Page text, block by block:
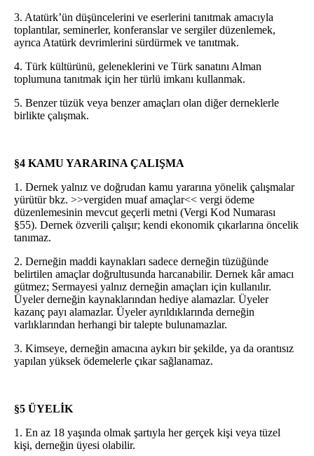
3. Atatürk’ün düşüncelerini ve eserlerini tanıtmak amacıyla
toplantılar, seminerler, konferanslar ve sergiler düzenlemek,
ayrıca Atatürk devrimlerini sürdürmek ve tanıtmak.
4. Türk kültürünü, geleneklerini ve Türk sanatını Alman
toplumuna tanıtmak için her türlü imkanı kullanmak.
5. Benzer tüzük veya benzer amaçları olan diğer derneklerle
birlikte çalışmak.
§4 KAMU YARARINA ÇALIŞMA
1. Dernek yalnız ve doğrudan kamu yararına yönelik çalışmalar
yürütür bkz. >>vergiden muaf amaçlar<< vergi ödeme
düzenlemesinin mevcut geçerli metni (Vergi Kod Numarası
§55). Dernek özverili çalışır; kendi ekonomik çıkarlarına öncelik
tanımaz.
2. Derneğin maddi kaynakları sadece derneğin tüzüğünde
belirtilen amaçlar doğrultusunda harcanabilir. Dernek kâr amacı
gütmez; Sermayesi yalnız derneğin amaçları için kullanılır.
Üyeler derneğin kaynaklarından hediye alamazlar. Üyeler
kazanç payı alamazlar. Üyeler ayrıldıklarında derneğin
varlıklarından herhangi bir talepte bulunamazlar.
3. Kimseye, derneğin amacına aykırı bir şekilde, ya da orantısız
yapılan yüksek ödemelerle çıkar sağlanamaz.
§5 ÜYELİK
1. En az 18 yaşında olmak şartıyla her gerçek kişi veya tüzel
kişi, derneğin üyesi olabilir.